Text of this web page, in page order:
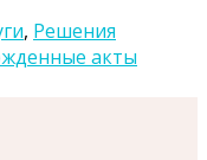
, Решения
акты